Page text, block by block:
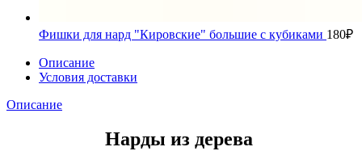
Фишки для нард "Кировские" большие с кубиками 180₽
Описание
Условия доставки
Описание
Нарды из дерева